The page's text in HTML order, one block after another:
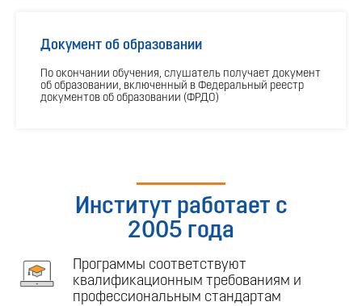
Документ об образовании
По окончании обучения, слушатель получает документ
об образовании, включенный в Федеральный реестр
документов об образовании (ФРДО)
Институт работает с
2005 года
Программы соответствуют
квалификационным требованиям и
профессиональным стандартам